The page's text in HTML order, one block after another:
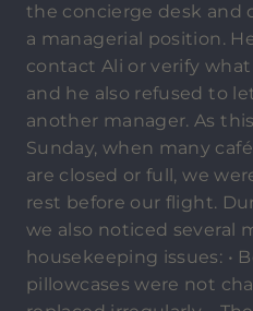
the concierge desk and
a managerial position.
contact Ali or verify
and he also refused to
another manager. As
Sunday, when many
are closed or full, we
rest before our flight.
we also noticed several
housekeeping issues: •
pillowcases were not